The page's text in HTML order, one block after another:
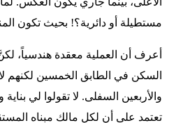
مستطيلة أو دائرية؟! بحيث تكون
أعرف أن العملية معقدة هندسياً،
السكن في الطابق الخمسين لكنهم
والأربعين السفلى. لا تقولوا لي
تعتمد على أن لكل مالك مبناه